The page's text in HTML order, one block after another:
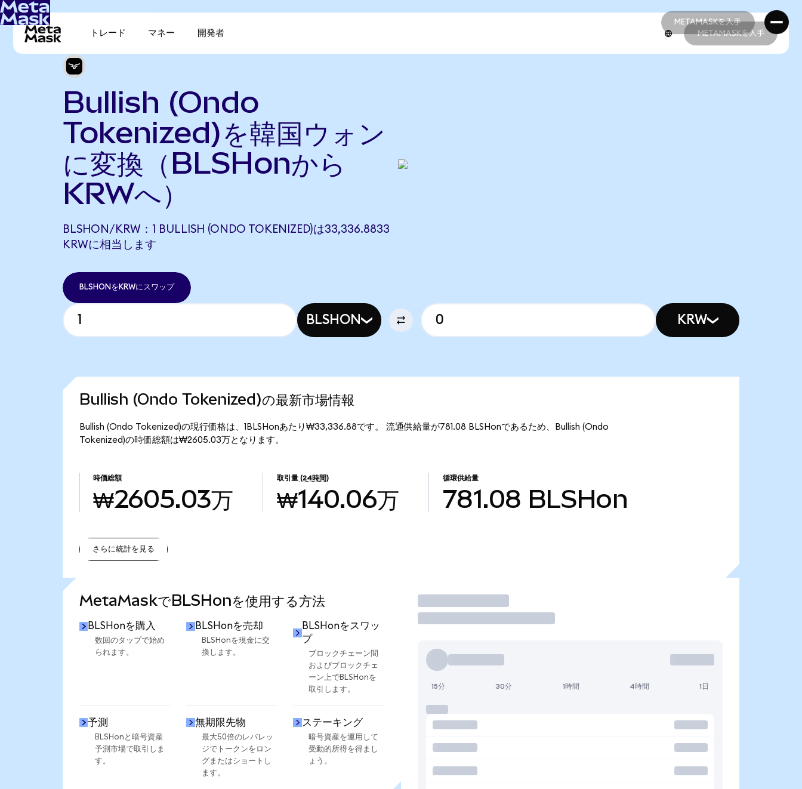
METAMASKを入手
METAMASKを入手
トレード マネー 開発者 METAMASKを入手
Bullish (Ondo
Tokenized)を韓国ウォン
に変換（BLSHonから
KRWへ）
BLSHON/KRW：1 BULLISH (ONDO TOKENIZED)は33,336.8833
KRWに相当します
BLSHONをKRWにスワップ
BLSHON KRW
Bullish (Ondo Tokenized)の最新市場情報
Bullish (Ondo Tokenized)の現行価格は、1BLSHonあたり₩33,336.88です。 流通供給量が781.08 BLSHonであるため、Bullish (Ondo
Tokenized)の時価総額は₩2605.03万となります。
時価総額
₩2605.03万
取引量 (24時間)
₩140.06万
循環供給量
781.08 BLSHon
さらに統計を見る
MetaMaskでBLSHonを使用する方法
BLSHonを購入
数回のタップで始め
られます。
BLSHonを売却
BLSHonを現金に交
換します。
BLSHonをスワッ
プ
ブロックチェーン間
およびブロックチェ
ーン上でBLSHonを
取引します。
予測
BLSHonと暗号資産
予測市場で取引しま
す。
無期限先物
最大50倍のレバレッ
ジでトークンをロン
グまたはショートし
ます。
ステーキング
暗号資産を運用して
受動的所得を得まし
ょう。
取引
15分 30分 1時間 4時間 1日